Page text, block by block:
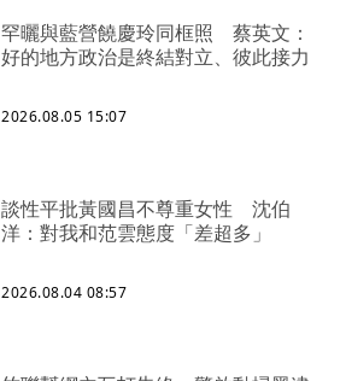
罕曬與藍營饒慶玲同框照 蔡英文：
好的地方政治是終結對立、彼此接力
2026.08.05 15:07
談性平批黃國昌不尊重女性 沈伯
洋：對我和范雲態度「差超多」
2026.08.04 08:57